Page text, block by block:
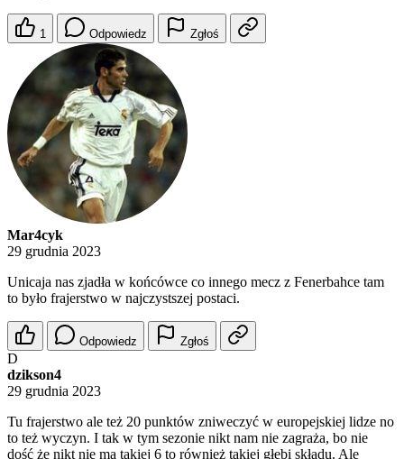
1 Odpowiedz Zgłoś
Mar4cyk
29 grudnia 2023
Unicaja nas zjadła w końcówce co innego mecz z Fenerbahce tam
to było frajerstwo w najczystszej postaci.
Odpowiedz Zgłoś
D
dzikson4
29 grudnia 2023
Tu frajerstwo ale też 20 punktów zniweczyć w europejskiej lidze no
to też wyczyn. I tak w tym sezonie nikt nam nie zagraża, bo nie
dość że nikt nie ma takiej 6 to również takiej głębi składu. Ale